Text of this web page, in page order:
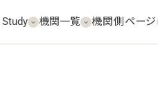
機関一覧 機関側ページ